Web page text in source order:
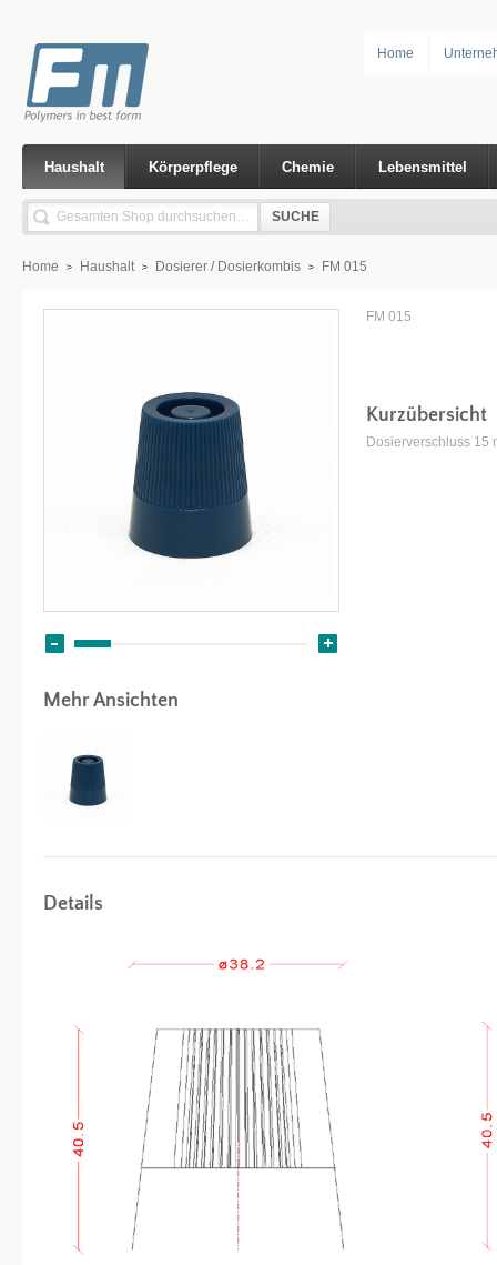
Home
Haushalt Körperpflege Chemie Lebensmittel
SUCHE
Home Haushalt Dosierer / Dosierkombis FM 015
FM 015
Kurzübersicht
Dosierverschluss 15
Mehr Ansichten
Details